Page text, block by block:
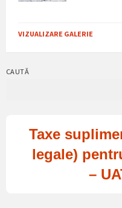
VIZUALIZARE GALERIE
CAUTĂ
Taxe
legale)
–